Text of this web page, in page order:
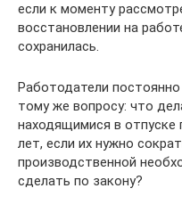
если к моменту
восстановлении на
сохранилась.
Работодатели
тому же вопросу: что
находящимися в отпуске
лет, если их нужно
производственной
сделать по закону?